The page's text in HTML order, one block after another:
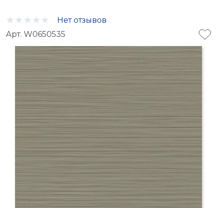
Нет отзывов
Арт. W0650535